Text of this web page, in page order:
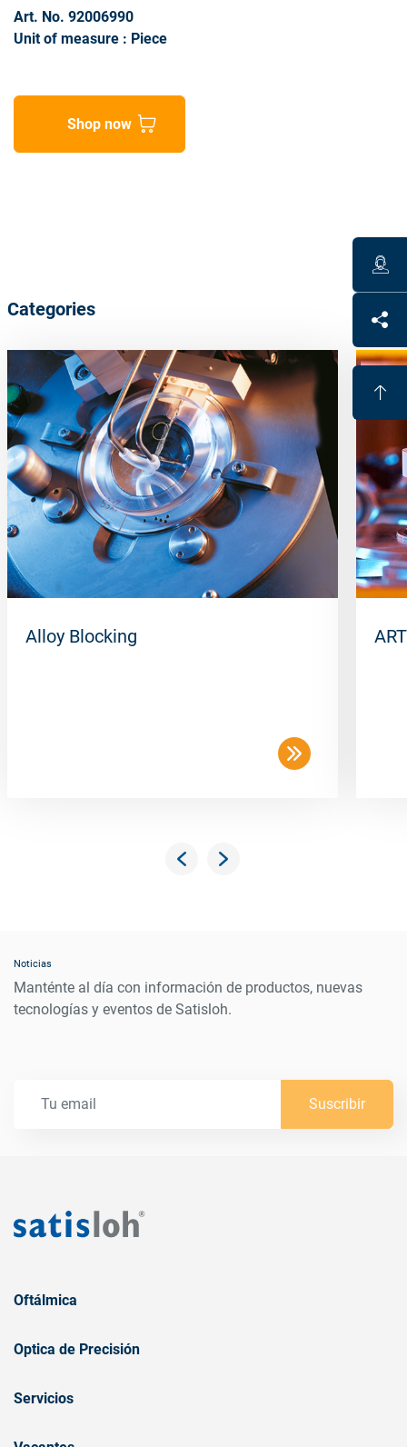
Art. No. 92006990
Unit of measure : Piece
Shop now
Categories
Alloy Blocking
Noticias
Manténte al día con información de productos, nuevas
tecnologías y eventos de Satisloh.
Suscribir
Oftálmica
Optica de Precisión
Servicios